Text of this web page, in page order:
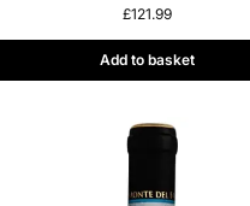
£121.99
Add to basket